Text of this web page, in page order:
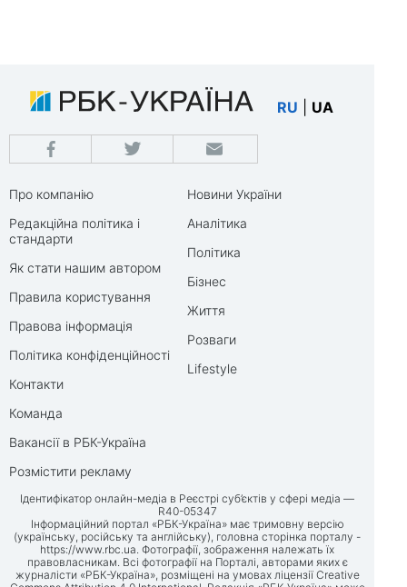
RU UA
Про компанію
Редакційна політика і
стандарти
Як стати нашим автором
Правила користування
Правова інформація
Політика конфіденційності
Контакти
Команда
Вакансії в РБК-Україна
Розмістити рекламу
Новини України
Аналітика
Політика
Бізнес
Життя
Розваги
Lifestyle
Ідентифікатор онлайн-медіа в Реєстрі суб’єктів у сфері медіа —
R40-05347
Інформаційний портал «РБК-Україна» має тримовну версію
(українську, російську та англійську), головна сторінка порталу -
https://www.rbc.ua. Фотографії, зображення належать їх
правовласникам. Всі фотографії на Порталі, авторами яких є
журналісти «РБК-Україна», розміщені на умовах ліцензії Creative